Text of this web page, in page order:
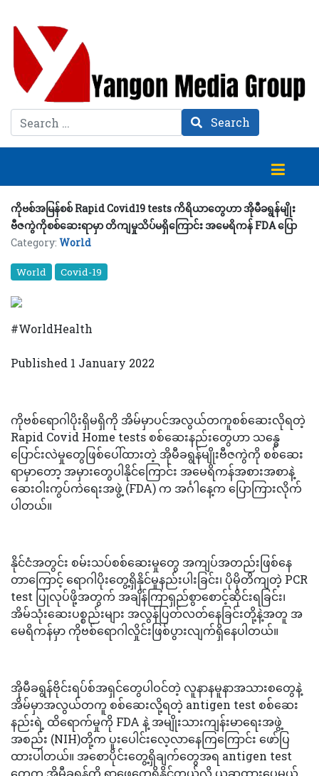
Search Search
ကိုဗစ်အမြန်စစ် Rapid Covid19 tests ကိရိယာတွေဟာ အိုမီခရွန်မျိုး
ဗီဇကွဲကိုစစ်ဆေးရာမှာ တိကျမှုသိပ်မရှိကြောင်း အမေရိကန် FDA ပြော
Category: World
World Covid-19
#WorldHealth
Published 1 January 2022
ကိုဗစ်ရောဂါပိုးရှိမရှိကို အိမ်မှာပင်အလွယ်တကူစစ်ဆေးလိုရတဲ့
Rapid Covid Home tests စစ်ဆေးနည်းတွေဟာ သန္ဓေ
ပြောင်းလဲမှုတွေဖြစ်ပေါ်ထားတဲ့ အိုမီခရွန်မျိုးဗီဇကွဲကို စစ်ဆေး
ရာမှာတော့ အမှားတွေပါနိုင်ကြောင်း အမေရိကန်အစားအစာနဲ့
ဆေးဝါးကွပ်ကဲရေးအဖွဲ့ (FDA) က အင်္ဂါနေ့က ပြောကြားလိုက်
ပါတယ်။
နိုင်ငံအတွင်း စမ်းသပ်စစ်ဆေးမှုတွေ အကျပ်အတည်းဖြစ်နေ
တာကြောင့် ရောဂါပိုးတွေ့ရှိနိုင်မှုနည်းပါးခြင်း၊ ပိုမိုတိကျတဲ့ PCR
test ပြုလုပ်ဖို့အတွက် အချိန်ကြာရှည်စွာစောင့်ဆိုင်းရခြင်း၊
အိမ်သုံးဆေးပစ္စည်းများ အလွန်ပြတ်လတ်နေခြင်းတို့နဲ့အတူ အ
မေရိကန်မှာ ကိုဗစ်ရောဂါလှိုင်းဖြစ်ပွားလျက်ရှိနေပါတယ်။
အိုမီခရွန်ဗိုင်းရပ်စ်အရှင်တွေပါဝင်တဲ့ လူနာနမူနာအသားစတွေနဲ့
အိမ်မှာအလွယ်တကူ စစ်ဆေးလို့ရတဲ့ antigen test စစ်ဆေး
နည်းရဲ့ ထိရောက်မှုကို FDA နဲ့ အမျိုးသားကျန်းမာရေးအဖွဲ့
အစည်း (NIH)တို့က ပူးပေါင်းလေ့လာနေကြကြောင်း ဖော်ပြ
ထားပါတယ်။ အစောပိုင်းတွေ့ရှိချက်တွေအရ antigen test
တွေက အိုမီခရွန်ကို ရှာဖွေတွေ့ရှိနိုင်တယ်လို့ ယူဆထားပေမယ့်